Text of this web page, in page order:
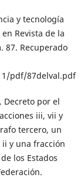
y tecnología
Revista de la
87. Recuperado
pdf/87delval.pdf
Decreto por el
iii, vii y
tercero, un
y una fracción
los Estados